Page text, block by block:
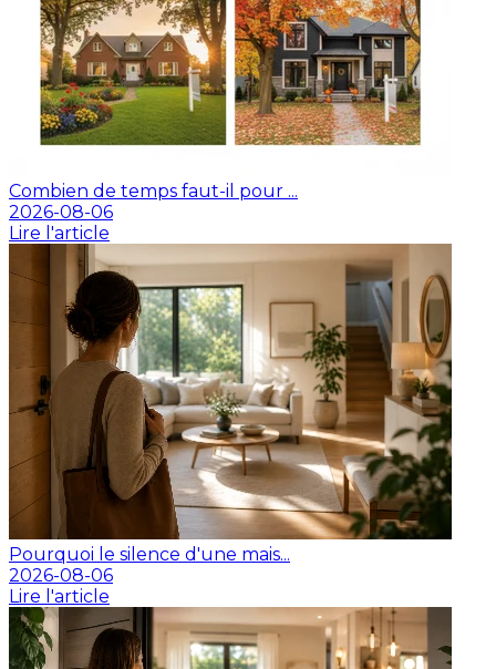
Combien de temps faut-il pour ...
2026-08-06
Lire l'article
Pourquoi le silence d'une mais...
2026-08-06
Lire l'article